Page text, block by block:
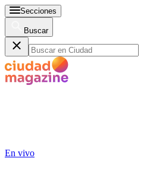
Secciones
Buscar
En vivo